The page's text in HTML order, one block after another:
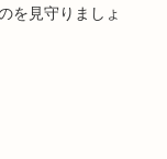
を見守りましょ